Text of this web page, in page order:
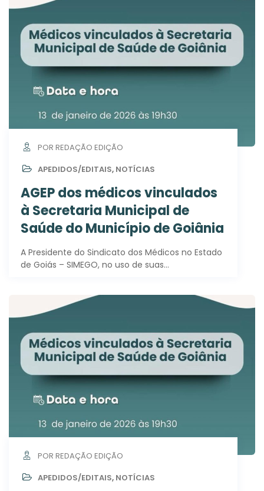
POR REDAÇÃO EDIÇÃO
APEDIDOS/EDITAIS, NOTÍCIAS
AGEP dos médicos vinculados
à Secretaria Municipal de
Saúde do Município de Goiânia
A Presidente do Sindicato dos Médicos no Estado
de Goiás – SIMEGO, no uso de suas…
POR REDAÇÃO EDIÇÃO
APEDIDOS/EDITAIS, NOTÍCIAS